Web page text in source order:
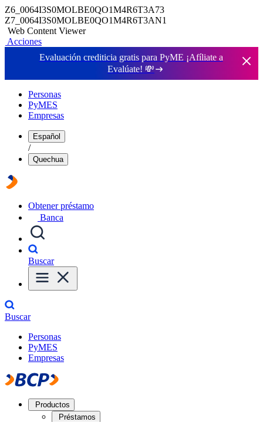
Z6_0064I3S0MOLBE0QO1M4R6T3A73
Z7_0064I3S0MOLBE0QO1M4R6T3AN1
Web Content Viewer
Acciones
Evaluación crediticia gratis para PyME ¡Afíliate a
Evalúate! 💸
Personas
PyMES
Empresas
Español
/
Quechua
Obtener préstamo
Banca
Buscar
Buscar
Personas
PyMES
Empresas
Productos
Préstamos